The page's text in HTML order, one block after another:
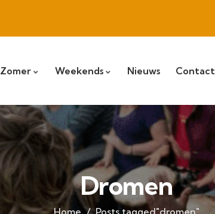
Zomer Weekends Nieuws Contact
Dromen
Home Posts tagged"dromen"